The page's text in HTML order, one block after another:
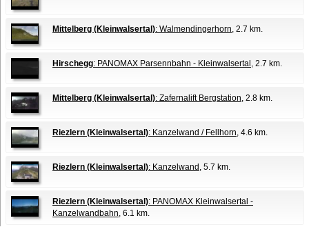
Mittelberg (Kleinwalsertal): Walmendingerhorn, 2.7 km.
Hirschegg: PANOMAX Parsennbahn - Kleinwalsertal, 2.7 km.
Mittelberg (Kleinwalsertal): Zafernalift Bergstation, 2.8 km.
Riezlern (Kleinwalsertal): Kanzelwand / Fellhorn, 4.6 km.
Riezlern (Kleinwalsertal): Kanzelwand, 5.7 km.
Riezlern (Kleinwalsertal): PANOMAX Kleinwalsertal -
Kanzelwandbahn, 6.1 km.